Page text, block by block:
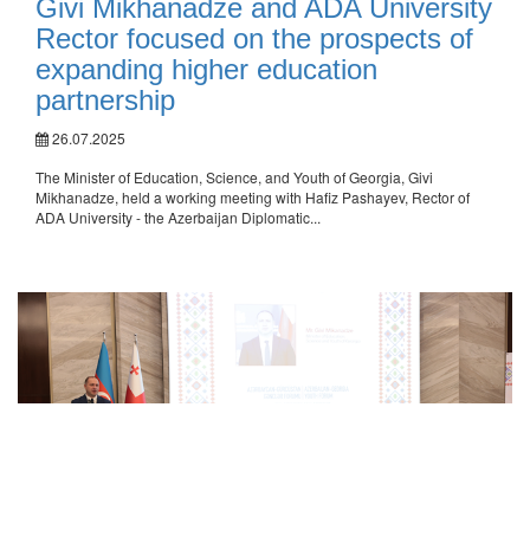
Givi Mikhanadze and ADA University
Rector focused on the prospects of
expanding higher education
partnership
26.07.2025
The Minister of Education, Science, and Youth of Georgia, Givi
Mikhanadze, held a working meeting with Hafiz Pashayev, Rector of
ADA University - the Azerbaijan Diplomatic...